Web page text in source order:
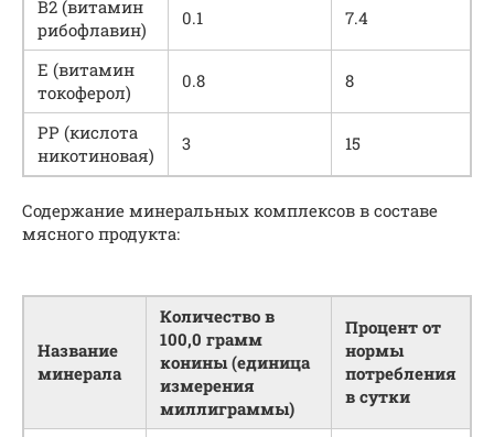
В2 (витамин
рибофлавин)
0.1 7.4
Е (витамин
токоферол)
0.8 8
РР (кислота
никотиновая)
3 15
Содержание минеральных комплексов в составе
мясного продукта:
Название
минерала
Количество в
100,0 грамм
конины (единица
измерения
миллиграммы)
Процент от
нормы
потребления
в сутки